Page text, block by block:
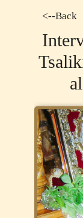
<--Back